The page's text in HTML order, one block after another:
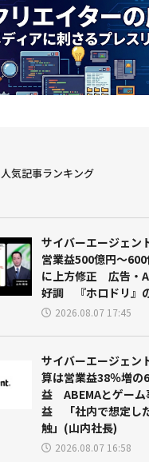
人気記事ランキング
サイバーエージェン
営業益500億円～
に上方修正 広告・
好調 『ホロドリ』
2026.08.07 17:45
サイバーエージェン
算は営業益38％増の
益 ABEMAとゲーム
益 「社内で想定し
触」(山内社長)
2026.08.07 16:58